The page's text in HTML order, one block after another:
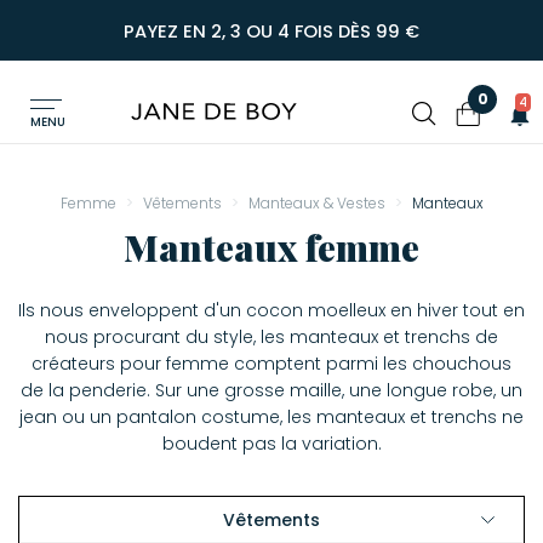
PAYEZ EN 2, 3 OU 4 FOIS DÈS 99 €
MENU
0 4
Femme Vêtements Manteaux & Vestes Manteaux
Manteaux femme
Ils nous enveloppent d'un cocon moelleux en hiver tout en
nous procurant du style, les manteaux et trenchs de
créateurs pour femme comptent parmi les chouchous
de la penderie. Sur une grosse maille, une longue robe, un
jean ou un pantalon costume, les manteaux et trenchs ne
boudent pas la variation.
Vêtements